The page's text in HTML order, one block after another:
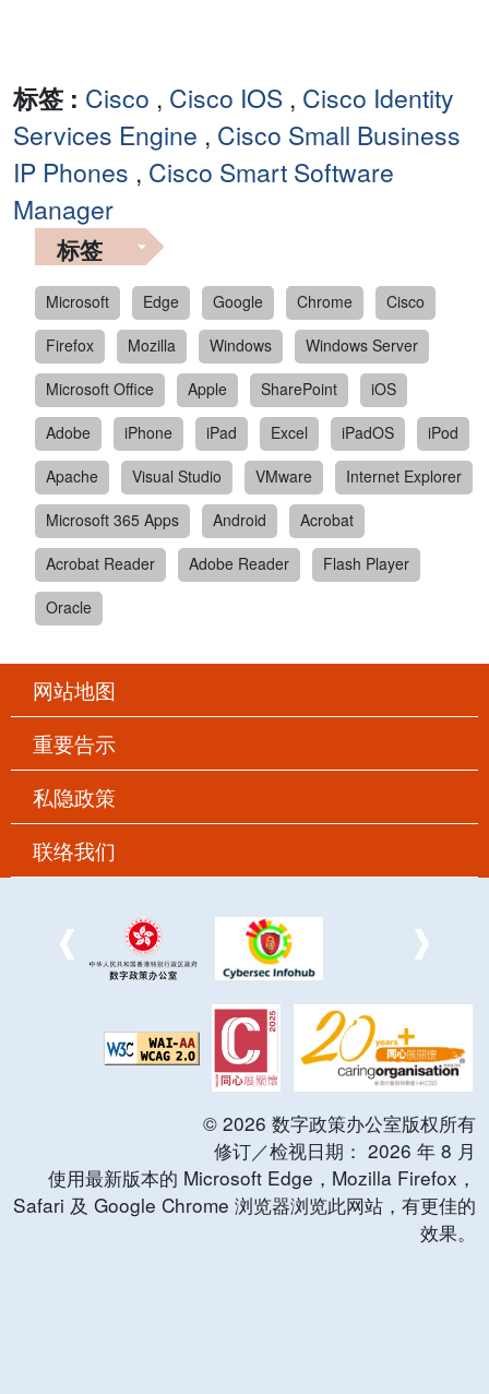
标签 : Cisco , Cisco IOS , Cisco Identity
Services Engine , Cisco Small Business
IP Phones , Cisco Smart Software
Manager
标签
Microsoft Edge Google Chrome
Cisco
Firefox
Mozilla Windows
Windows Server
Microsoft Office
Apple SharePoint
iOS
Adobe
iPhone iPad Excel iPadOS
iPod
Apache
Visual Studio VMware
Internet Explorer
Microsoft 365 Apps
Android
Acrobat
Acrobat Reader
Adobe Reader
Flash Player
Oracle
网站地图
重要告示
私隐政策
联络我们
© 2026 数字政策办公室版权所有
修订／检视日期： 2026 年 8 月
使用最新版本的 Microsoft Edge，Mozilla Firefox，
Safari 及 Google Chrome 浏览器浏览此网站，有更佳的
效果。